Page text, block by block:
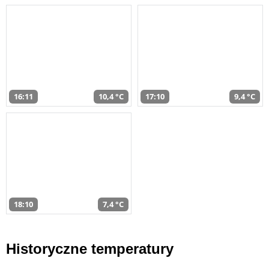
16:11 10,4 °C 17:10 9,4 °C
18:10 7,4 °C
Historyczne temperatury